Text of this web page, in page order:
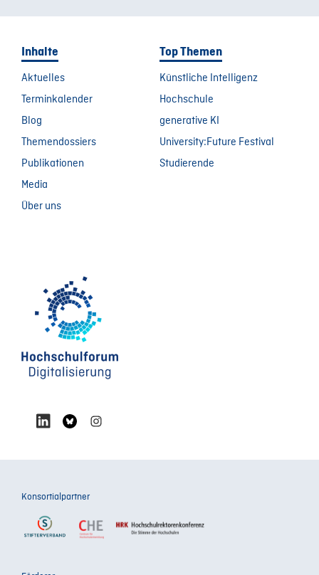
Inhalte
Aktuelles
Terminkalender
Blog
Themendossiers
Publikationen
Media
Über uns
Top Themen
Künstliche Intelligenz
Hochschule
generative KI
University:Future Festival
Studierende
Konsortialpartner